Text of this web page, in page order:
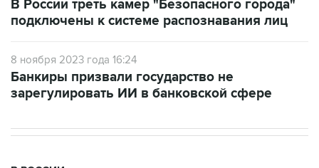
8 ноября 2023 года 16:24
зарегулировать ИИ в банковской сфере